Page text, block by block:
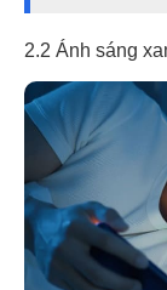
2.2 Ánh sáng